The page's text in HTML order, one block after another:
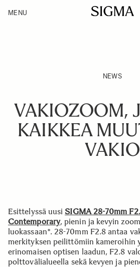
Products
MENU
NEWS
VAKIOZOOM,
KAIKKEA
VAKIO
Esittelyssä uusi SIGMA 28-70mm
Contemporary, pienin ja kevyin
luokassaan*. 28-70mm F2.8 antaa
merkityksen peilittömiin kameroihin
erinomaisen optisen laadun, F2.8
polttovälialueella sekä kevyen ja